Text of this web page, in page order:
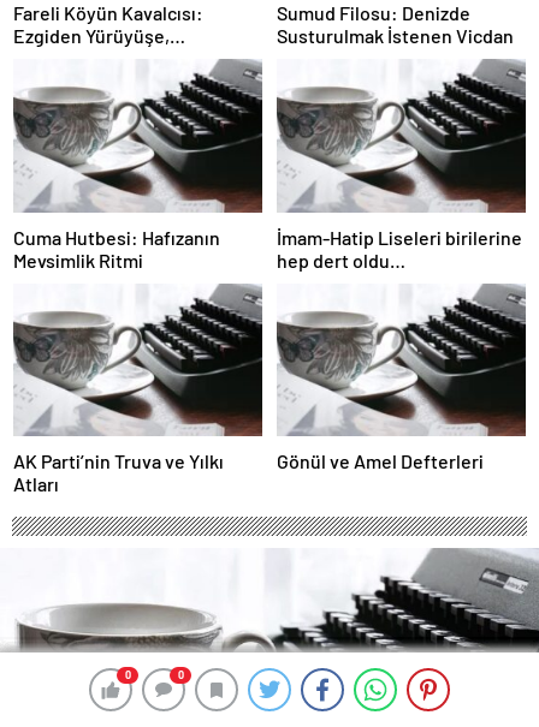
0 0
0 0
0 0
0 0
0 0
Fareli Köyün Kavalcısı:
Ezgiden Yürüyüşe,
Yürüyüşten Sessizliğe
Sumud Filosu: Denizde
Susturulmak İstenen Vicdan
Cuma Hutbesi: Hafızanın
Mevsimlik Ritmi
İmam-Hatip Liseleri birilerine
hep dert oldu…
AK Parti’nin Truva ve Yılkı
Atları
Gönül ve Amel Defterleri
0 0